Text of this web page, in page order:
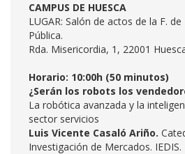
CAMPUS DE HUESCA
LUGAR: Salón de actos de la F.
Pública.
Rda. Misericordia, 1, 22001
Horario: 10:00h (50 minutos)
¿Serán los robots los
La robótica avanzada y la
sector servicios
Luis Vicente Casaló Ariño.
Investigación de Mercados. IEDIS.